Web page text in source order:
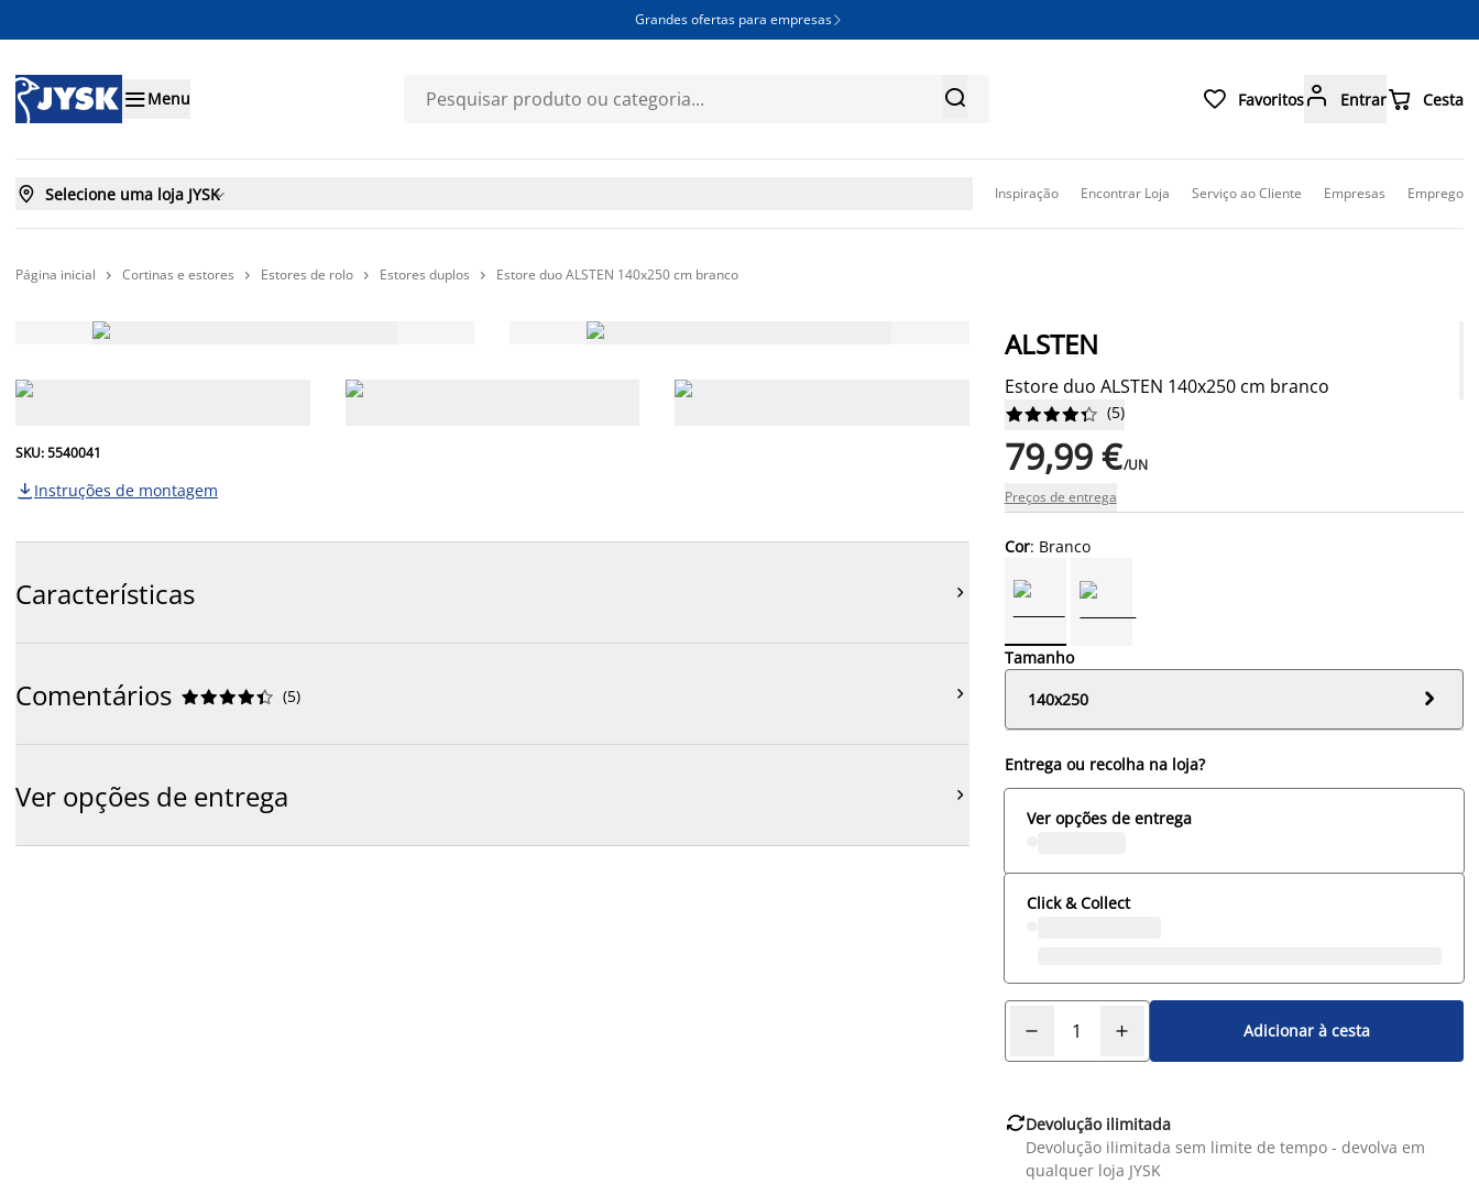
Grandes ofertas para empresas 
Menu   Favoritos Entrar Cesta
 Selecione uma loja JYSK Inspiração Encontrar Loja Serviço ao Cliente Empresas Emprego
Página inicial  Cortinas e estores  Estores de rolo  Estores duplos  Estore duo ALSTEN 140x250 cm branco
SKU: 5540041
 Instruções de montagem
Características 
Comentários 




 (5) 
Ver opções de entrega 
ALSTEN
Estore duo ALSTEN 140x250 cm branco





 (5)
79,99 €/UN
Preços de entrega
Cor: Branco
Tamanho
140x250

Entrega ou recolha na loja?
Ver opções de entrega
Click & Collect
Adicionar à cesta
Devolução ilimitada
Devolução ilimitada sem limite de tempo - devolva em
qualquer loja JYSK